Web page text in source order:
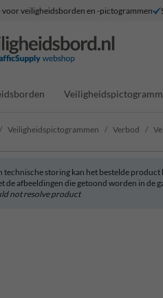
voor veiligheidsborden en -pictogrammen
Veiligheidspictogrammen Verbod
technische storing kan het bestelde product
de afbeeldingen die getoond worden in de
not resolve product